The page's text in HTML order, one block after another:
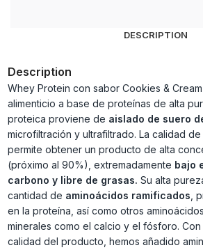
DESCRIPTION
Description
Whey Protein con sabor Cookies &
alimenticio a base de proteínas de alta
proteica proviene de aislado de suero
microfiltración y ultrafiltrado. La calidad
permite obtener un producto de alta
(próximo al 90%), extremadamente bajo
carbono y libre de grasas. Su alta
cantidad de aminoácidos ramificados ,
en la proteína, así como otros
minerales como el calcio y el fósforo.
calidad del producto, hemos añadido